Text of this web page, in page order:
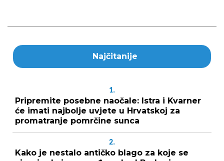
Najčitanije
1.
Pripremite posebne naočale: Istra i Kvarner
će imati najbolje uvjete u Hrvatskoj za
promatranje pomrčine sunca
2.
Kako je nestalo antičko blago za koje se